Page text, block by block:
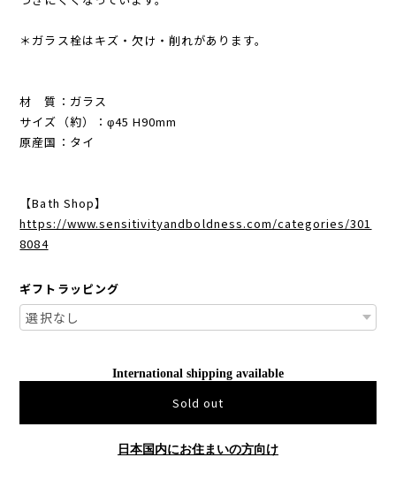
＊ガラス栓はキズ・欠け・削れがあります。
材 質：ガラス
サイズ（約）：φ45 H90mm
原産国：タイ
【Bath Shop】
https://www.sensitivityandboldness.com/categories/301
8084
ギフトラッピング
International shipping available
Sold out
日本国内にお住まいの方向け